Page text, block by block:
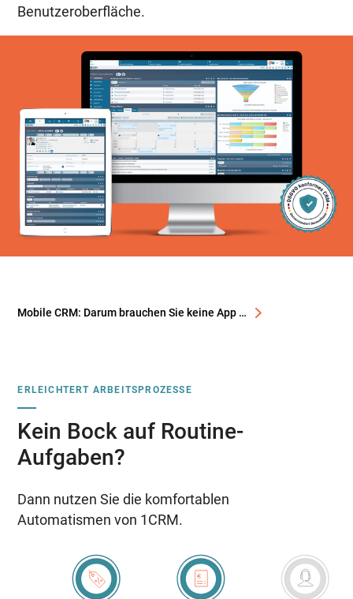
Benutzeroberfläche.
Mobile CRM: Darum brauchen Sie keine App …
ERLEICHTERT ARBEITSPROZESSE
Kein Bock auf Routine-
Aufgaben?
Dann nutzen Sie die komfortablen
Automatismen von 1CRM.